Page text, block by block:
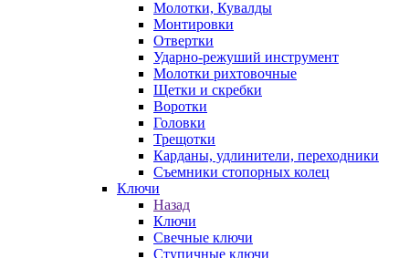
Молотки, Кувалды
Монтировки
Отвертки
Ударно-режуший инструмент
Молотки рихтовочные
Щетки и скребки
Воротки
Головки
Трещотки
Карданы, удлинители, переходники
Съемники стопорных колец
Ключи
Назад
Ключи
Свечные ключи
Ступичные ключи